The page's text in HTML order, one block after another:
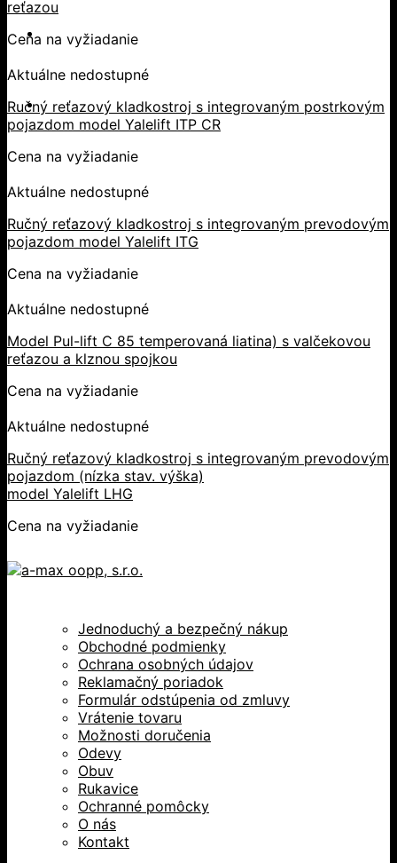
reťazou
Cena na vyžiadanie
Aktuálne nedostupné
Ručný reťazový kladkostroj s integrovaným postrkovým
pojazdom model Yalelift ITP CR
Cena na vyžiadanie
Aktuálne nedostupné
Ručný reťazový kladkostroj s integrovaným prevodovým
pojazdom model Yalelift ITG
Cena na vyžiadanie
Aktuálne nedostupné
Model Pul-lift C 85 temperovaná liatina) s valčekovou
reťazou a klznou spojkou
Cena na vyžiadanie
Aktuálne nedostupné
Ručný reťazový kladkostroj s integrovaným prevodovým
pojazdom (nízka stav. výška)
model Yalelift LHG
Cena na vyžiadanie
Jednoduchý a bezpečný nákup
Obchodné podmienky
Ochrana osobných údajov
Reklamačný poriadok
Formulár odstúpenia od zmluvy
Vrátenie tovaru
Možnosti doručenia
Odevy
Obuv
Rukavice
Ochranné pomôcky
O nás
Kontakt